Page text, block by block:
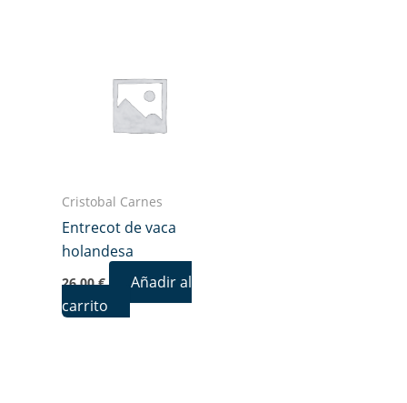
Cristobal Carnes
Entrecot de vaca
holandesa
26,00€
Añadir al
carrito